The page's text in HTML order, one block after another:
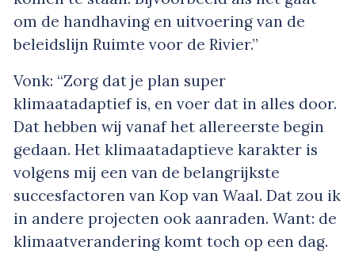
om de handhaving en uitvoering van de
beleidslijn Ruimte voor de Rivier.”
Vonk: “Zorg dat je plan super
klimaatadaptief is, en voer dat in alles door.
Dat hebben wij vanaf het allereerste begin
gedaan. Het klimaatadaptieve karakter is
volgens mij een van de belangrijkste
succesfactoren van Kop van Waal. Dat zou ik
in andere projecten ook aanraden. Want: de
klimaatverandering komt toch op een dag.